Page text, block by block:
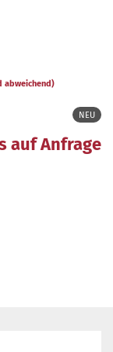
abweichend)
NEU
auf Anfrage